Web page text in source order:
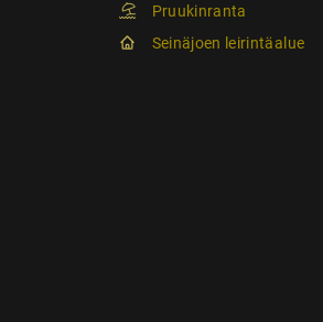
Pruukinranta
Seinäjoen leirintäalue